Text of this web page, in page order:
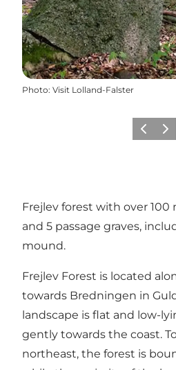
Photo: Visit Lolland-Falster
Précédent
Frejlev forest with over 100
and 5 passage graves,
mound.
Frejlev Forest is located
towards Bredningen in
landscape is flat and low-
gently towards the coast.
northeast, the forest is